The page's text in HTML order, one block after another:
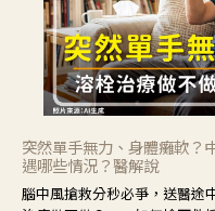
突然單手無力、身體癱軟？
遇哪些情況？醫解說
腦中風搶救分秒必爭，送醫途